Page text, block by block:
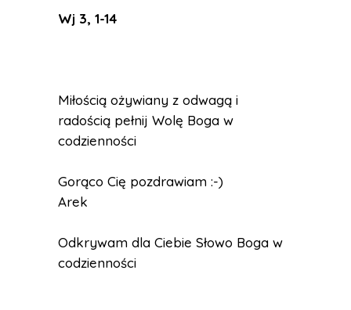
Wj 3, 1-14
Miłością ożywiany z odwagą i
radością pełnij Wolę Boga w
codzienności
Gorąco Cię pozdrawiam :-)
Arek
Odkrywam dla Ciebie Słowo Boga w
codzienności